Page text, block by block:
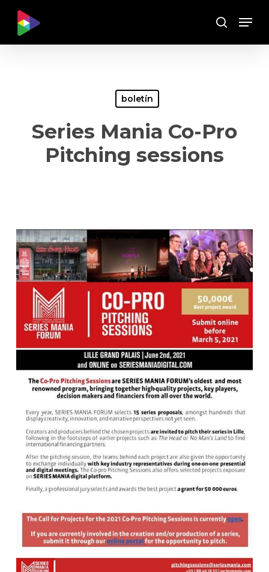
main
Buscar
Menu
boletín
Series Mania Co-Pro
Pitching sessions